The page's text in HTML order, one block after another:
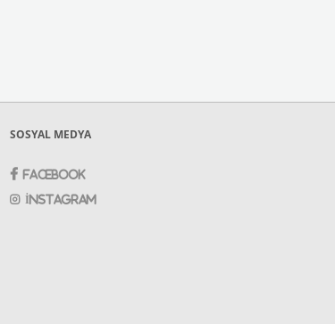
SOSYAL MEDYA
Facebook
İnstagram